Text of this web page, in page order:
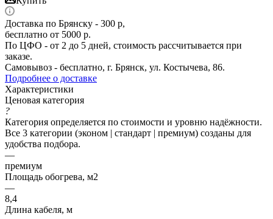
Доставка по Брянску - 300 р,
бесплатно от 5000 р.
По ЦФО - от 2 до 5 дней, стоимость рассчитывается при
заказе.
Самовывоз - бесплатно, г. Брянск, ул. Костычева, 86.
Подробнее о доставке
Характеристики
Ценовая категория
?
Категория определяется по стоимости и уровню надёжности.
Все 3 категории (эконом | стандарт | премиум) созданы для
удобства подбора.
—
премиум
Площадь обогрева, м2
—
8,4
Длина кабеля, м